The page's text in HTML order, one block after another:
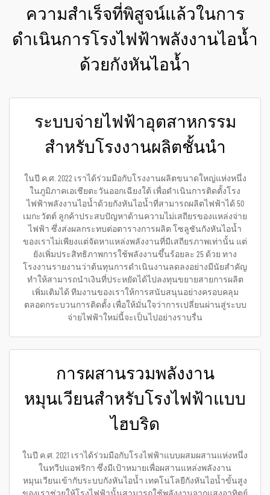
ความสำเร็จที่พิสูจน์แล้วในการ
ดำเนินการโรงไฟฟ้าพลังงานไอน้ำ
ด้วยกังหันไอน้ำ
ระบบจ่ายไฟฟ้าอุตสาหกรรม
สำหรับโรงงานผลิตชั้นนำ
ในปี ค.ศ. 2022 เราได้ร่วมมือกับโรงงานผลิตขนาดใหญ่แห่งหนึ่ง
ในภูมิภาคเอเชียตะวันออกเฉียงใต้ เพื่อดำเนินการติดตั้งโรง
ไฟฟ้าพลังงานไอน้ำด้วยกังหันไอน้ำที่สามารถผลิตไฟฟ้าได้ 50
เมกะวัตต์ ลูกค้าประสบปัญหาด้านความไม่เสถียรของแหล่งจ่าย
ไฟฟ้า ซึ่งส่งผลกระทบต่อตารางการผลิต โซลูชันกังหันไอน้ำ
ของเราไม่เพียงแต่จัดหาแหล่งพลังงานที่มีเสถียรภาพเท่านั้น แต่
ยังเพิ่มประสิทธิภาพการใช้พลังงานขึ้นร้อยละ 25 ด้วย ทาง
โรงงานรายงานว่าต้นทุนการดำเนินงานลดลงอย่างมีนัยสำคัญ
ทำให้สามารถนำเงินที่ประหยัดได้ไปลงทุนขยายสายการผลิต
เพิ่มเติมได้ ทีมงานของเราให้การสนับสนุนอย่างครอบคลุม
ตลอดกระบวนการติดตั้ง เพื่อให้มั่นใจว่าการเปลี่ยนผ่านสู่ระบบ
จ่ายไฟฟ้าใหม่นี้จะเป็นไปอย่างราบรื่น
การผสานรวมพลังงาน
หมุนเวียนสำหรับโรงไฟฟ้าแบบ
ไฮบริด
ในปี ค.ศ. 2021 เราได้ร่วมมือกับโรงไฟฟ้าแบบผสมผสานแห่งหนึ่ง
ในทวีปแอฟริกา ซึ่งมีเป้าหมายเพื่อผสานแหล่งพลังงาน
หมุนเวียนเข้ากับระบบกังหันไอน้ำ เทคโนโลยีกังหันไอน้ำขั้นสูง